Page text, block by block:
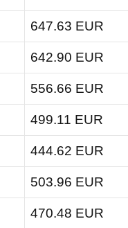
647.63 EUR
642.90 EUR
556.66 EUR
499.11 EUR
444.62 EUR
503.96 EUR
470.48 EUR